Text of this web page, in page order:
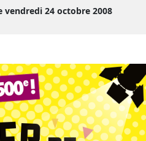
vendredi 24 octobre 2008